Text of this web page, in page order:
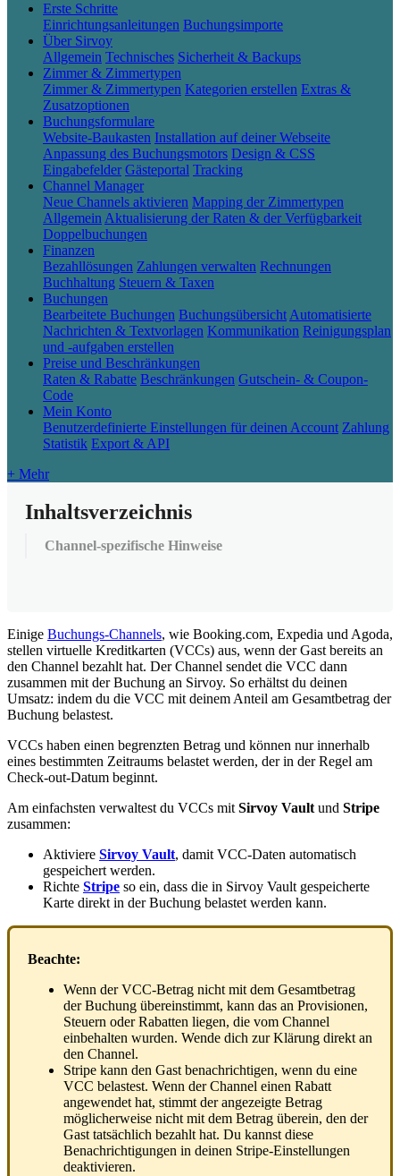
Erste Schritte
Einrichtungsanleitungen Buchungsimporte
Über Sirvoy
Allgemein Technisches Sicherheit & Backups
Zimmer & Zimmertypen
Zimmer & Zimmertypen Kategorien erstellen Extras &
Zusatzoptionen
Buchungsformulare
Website-Baukasten Installation auf deiner Webseite
Anpassung des Buchungsmotors Design & CSS
Eingabefelder Gästeportal Tracking
Channel Manager
Neue Channels aktivieren Mapping der Zimmertypen
Allgemein Aktualisierung der Raten & der Verfügbarkeit
Doppelbuchungen
Finanzen
Bezahllösungen Zahlungen verwalten Rechnungen
Buchhaltung Steuern & Taxen
Buchungen
Bearbeitete Buchungen Buchungsübersicht Automatisierte
Nachrichten & Textvorlagen Kommunikation Reinigungsplan
und -aufgaben erstellen
Preise und Beschränkungen
Raten & Rabatte Beschränkungen Gutschein- & Coupon-
Code
Mein Konto
Benutzerdefinierte Einstellungen für deinen Account Zahlung
Statistik Export & API
+ Mehr
Inhaltsverzeichnis
Channel-spezifische Hinweise
Einige Buchungs-Channels, wie Booking.com, Expedia und Agoda,
stellen virtuelle Kreditkarten (VCCs) aus, wenn der Gast bereits an
den Channel bezahlt hat. Der Channel sendet die VCC dann
zusammen mit der Buchung an Sirvoy. So erhältst du deinen
Umsatz: indem du die VCC mit deinem Anteil am Gesamtbetrag der
Buchung belastest.
VCCs haben einen begrenzten Betrag und können nur innerhalb
eines bestimmten Zeitraums belastet werden, der in der Regel am
Check-out-Datum beginnt.
Am einfachsten verwaltest du VCCs mit Sirvoy Vault und Stripe
zusammen:
Aktiviere Sirvoy Vault, damit VCC-Daten automatisch
gespeichert werden.
Richte Stripe so ein, dass die in Sirvoy Vault gespeicherte
Karte direkt in der Buchung belastet werden kann.
Beachte:
Wenn der VCC-Betrag nicht mit dem Gesamtbetrag
der Buchung übereinstimmt, kann das an Provisionen,
Steuern oder Rabatten liegen, die vom Channel
einbehalten wurden. Wende dich zur Klärung direkt an
den Channel.
Stripe kann den Gast benachrichtigen, wenn du eine
VCC belastest. Wenn der Channel einen Rabatt
angewendet hat, stimmt der angezeigte Betrag
möglicherweise nicht mit dem Betrag überein, den der
Gast tatsächlich bezahlt hat. Du kannst diese
Benachrichtigungen in deinen Stripe-Einstellungen
deaktivieren.